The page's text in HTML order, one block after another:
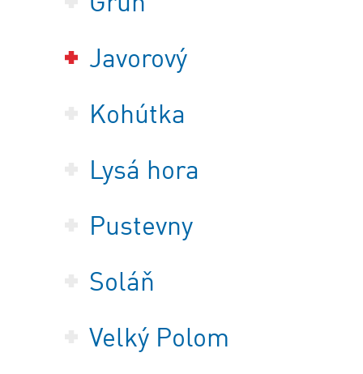
Javorový
Kohútka
Lysá hora
Pustevny
Soláň
Velký Polom